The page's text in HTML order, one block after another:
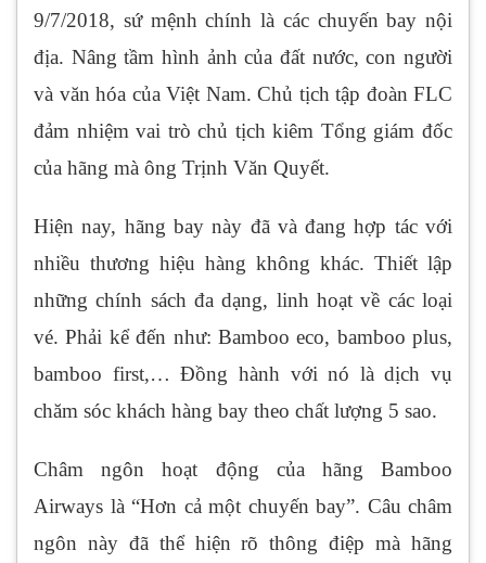
9/7/2018, sứ mệnh chính là các chuyến bay nội
địa. Nâng tầm hình ảnh của đất nước, con người
và văn hóa của Việt Nam. Chủ tịch tập đoàn FLC
đảm nhiệm vai trò chủ tịch kiêm Tổng giám đốc
của hãng mà ông Trịnh Văn Quyết.
Hiện nay, hãng bay này đã và đang hợp tác với
nhiều thương hiệu hàng không khác. Thiết lập
những chính sách đa dạng, linh hoạt về các loại
vé. Phải kể đến như: Bamboo eco, bamboo plus,
bamboo first,… Đồng hành với nó là dịch vụ
chăm sóc khách hàng bay theo chất lượng 5 sao.
Châm ngôn hoạt động của hãng Bamboo
Airways là “Hơn cả một chuyến bay”. Câu châm
ngôn này đã thể hiện rõ thông điệp mà hãng